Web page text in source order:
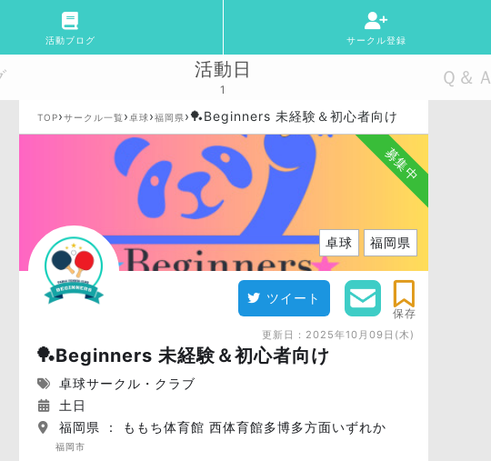
活動ブログ サークル登録
活動日
1
Ｑ＆Ａ
TOP›サークル一覧 › 卓球 ›福岡県›🏓Beginners 未経験＆初心者向け
募集中
卓球 福岡県
ツイート
保存
更新日： 2025年10月09日(木)
🏓Beginners 未経験＆初心者向け
卓球サークル・クラブ
土日
福岡県 ： ももち体育館 西体育館多博多方面いずれか
福岡市